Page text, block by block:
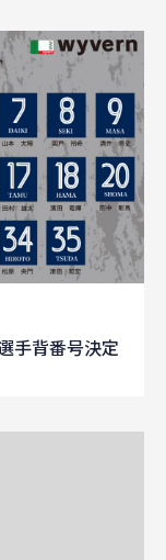
手背番号決定